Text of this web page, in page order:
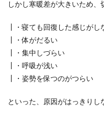
しかし寒暖差が大きいため、
┃・寝ても回復した感じがし
┃・体がだるい
┃・集中しづらい
┃・呼吸が浅い
┃・姿勢を保つのがつらい
といった、原因がはっきりし